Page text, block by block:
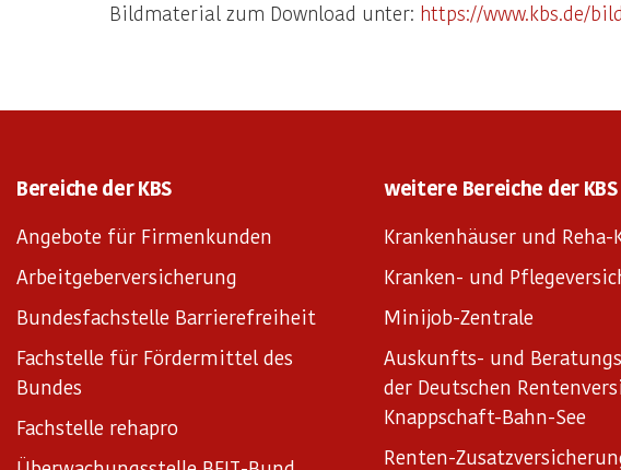
Bildmaterial zum Download unter: https://www.kbs.de/
Bereiche der KBS
Angebote für Firmenkunden
Arbeitgeberversicherung
Bundesfachstelle Barrierefreiheit
Fachstelle für Fördermittel des
Bundes
Fachstelle rehapro
weitere Bereiche der KBS
Krankenhäuser und
Kranken- und
Minijob-Zentrale
Auskunfts- und
der Deutschen
Knappschaft-Bahn-See
Renten-